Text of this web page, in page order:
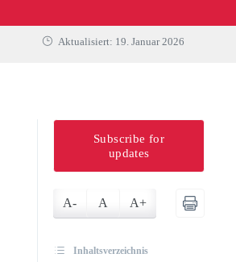
Aktualisiert: 19. Januar 2026
Subscribe for
updates
A- A A+
Inhaltsverzeichnis